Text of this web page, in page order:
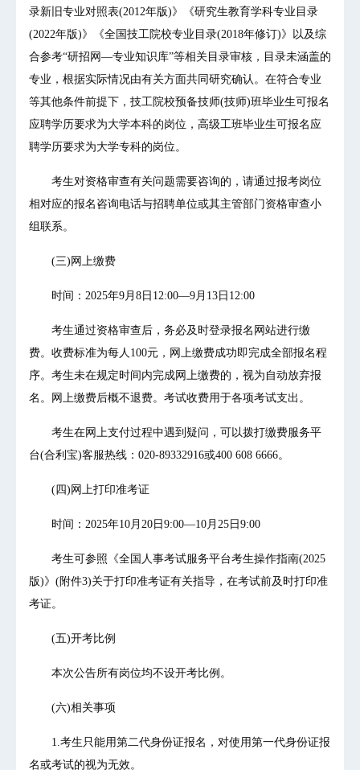
录新旧专业对照表(2012年版)》《研究生教育学科专业目录
(2022年版)》《全国技工院校专业目录(2018年修订)》以及综
合参考“研招网—专业知识库”等相关目录审核，目录未涵盖的
专业，根据实际情况由有关方面共同研究确认。在符合专业
等其他条件前提下，技工院校预备技师(技师)班毕业生可报名
应聘学历要求为大学本科的岗位，高级工班毕业生可报名应
聘学历要求为大学专科的岗位。
考生对资格审查有关问题需要咨询的，请通过报考岗位
相对应的报名咨询电话与招聘单位或其主管部门资格审查小
组联系。
(三)网上缴费
时间：2025年9月8日12:00—9月13日12:00
考生通过资格审查后，务必及时登录报名网站进行缴
费。收费标准为每人100元，网上缴费成功即完成全部报名程
序。考生未在规定时间内完成网上缴费的，视为自动放弃报
名。网上缴费后概不退费。考试收费用于各项考试支出。
考生在网上支付过程中遇到疑问，可以拨打缴费服务平
台(合利宝)客服热线：020-89332916或400 608 6666。
(四)网上打印准考证
时间：2025年10月20日9:00—10月25日9:00
考生可参照《全国人事考试服务平台考生操作指南(2025
版)》(附件3)关于打印准考证有关指导，在考试前及时打印准
考证。
(五)开考比例
本次公告所有岗位均不设开考比例。
(六)相关事项
1.考生只能用第二代身份证报名，对使用第一代身份证报
名或考试的视为无效。